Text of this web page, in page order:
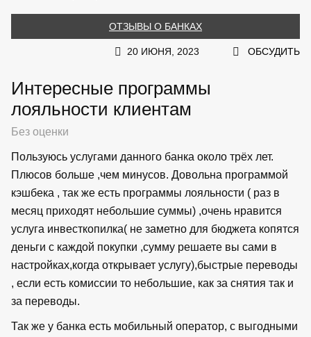
ОТЗЫВЫ О БАНКАХ
20 ИЮНЯ, 2023 ОБСУДИТЬ
Интересные программы
лояльности клиентам
Без оценки
Пользуюсь услугами данного банка около трёх лет.
Плюсов больше ,чем минусов. Довольна программой
кэшбека , так же есть программы лояльности ( раз в
месяц приходят небольшие суммы) ,очень нравится
услуга инвесткопилка( не заметно для бюджета копятся
деньги с каждой покупки ,сумму решаете вы сами в
настройках,когда открывает услугу),быстрые переводы
, если есть комиссии то небольшие, как за снятия так и
за переводы.
Так же у банка есть мобильный оператор, с выгодными